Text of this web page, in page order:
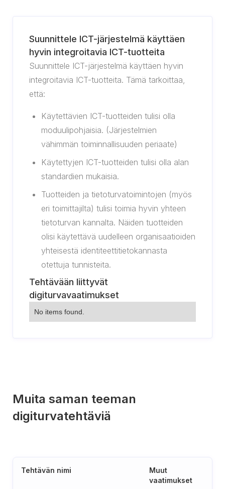
Suunnittele ICT-järjestelmä käyttäen
hyvin integroitavia ICT-tuotteita
Suunnittele ICT-järjestelmä käyttäen hyvin
integroitavia ICT-tuotteita. Tämä tarkoittaa,
että:
Käytettävien ICT-tuotteiden tulisi olla
moduulipohjaisia. (Järjestelmien
vähimmän toiminnallisuuden periaate)
Käytettyjen ICT-tuotteiden tulisi olla alan
standardien mukaisia.
Tuotteiden ja tietoturvatoimintojen (myös
eri toimittajilta) tulisi toimia hyvin yhteen
tietoturvan kannalta. Näiden tuotteiden
olisi käytettävä uudelleen organisaatioiden
yhteisestä identiteettitietokannasta
otettuja tunnisteita.
Tehtävään liittyvät
digiturvavaatimukset
No items found.
Muita saman teeman
digiturvatehtäviä
Tehtävän nimi
Muut
vaatimukset